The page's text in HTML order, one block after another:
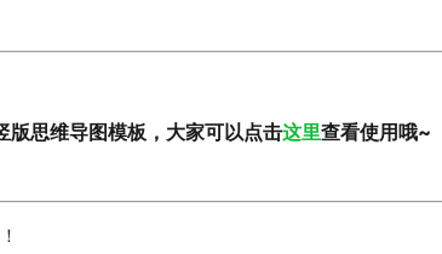
版思维导图模板，大家可以点击这里查看使用哦~